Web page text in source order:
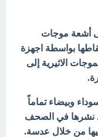
أشعة موجات
بواسطة اجهزة
الاثيرية إلى
وبيضاء تماماً
نشرها في الصحف
من خلال عدسة.